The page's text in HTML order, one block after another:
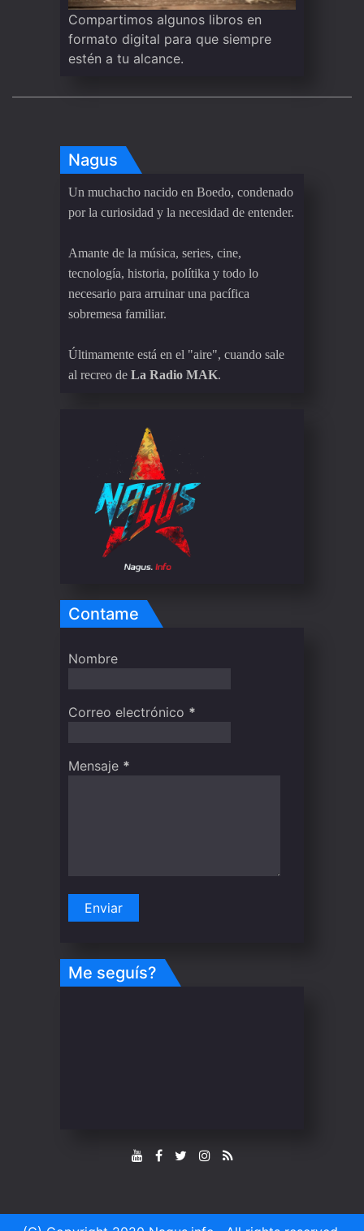
Compartimos algunos libros en
formato digital para que siempre
estén a tu alcance.
Nagus
Un muchacho nacido en Boedo, condenado
por la curiosidad y la necesidad de entender.
Amante de la música, series, cine,
tecnología, historia, polítika y todo lo
necesario para arruinar una pacífica
sobremesa familiar.
Últimamente está en el "aire", cuando sale
al recreo de La Radio MAK.
Contame
Nombre
Correo electrónico *
Mensaje *
Me seguís?